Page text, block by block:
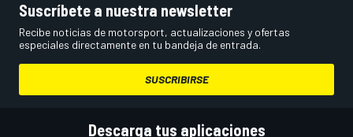
Suscríbete a nuestra newsletter
Recibe noticias de motorsport, actualizaciones y ofertas
especiales directamente en tu bandeja de entrada.
SUSCRIBIRSE
Descarga tus aplicaciones